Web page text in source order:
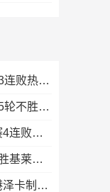
近3轮首胜！铁人3-1送申花中超3连败热菲尼奥双响邦本宜裕传射
终结2连败！新鹏城2-0送铜梁龙5轮不胜37岁姜至鹏破门韦斯利建功
笑傲德比！西海岸2-0送海牛联赛4连败海牛仍垫底西海岸升至第二
让二追三！津门虎3-2玉昆取4连胜基莱斯读秒绝杀萨尔瓦多破门
换帅后开门红！十人泰山1-0海港泽卡制胜于金永扑点海港三球被吹